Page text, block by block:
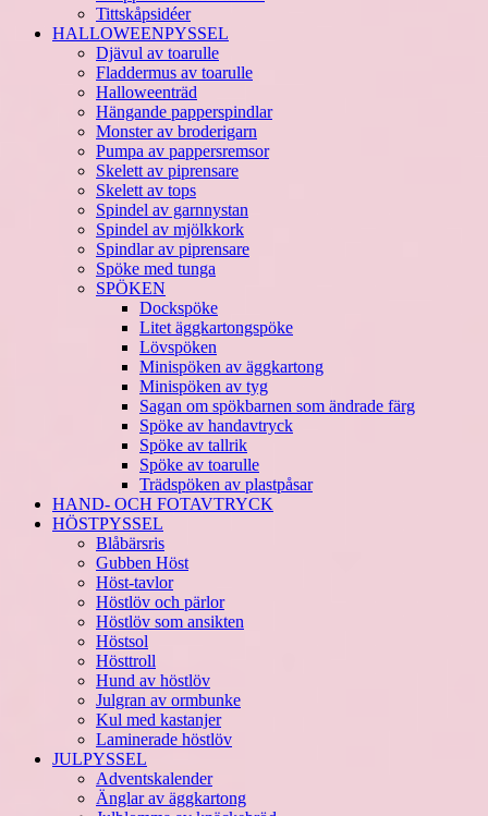
Tittskåpsidéer
HALLOWEENPYSSEL
Djävul av toarulle
Fladdermus av toarulle
Halloweenträd
Hängande papperspindlar
Monster av broderigarn
Pumpa av pappersremsor
Skelett av piprensare
Skelett av tops
Spindel av garnnystan
Spindel av mjölkkork
Spindlar av piprensare
Spöke med tunga
SPÖKEN
Dockspöke
Litet äggkartongspöke
Lövspöken
Minispöken av äggkartong
Minispöken av tyg
Sagan om spökbarnen som ändrade färg
Spöke av handavtryck
Spöke av tallrik
Spöke av toarulle
Trädspöken av plastpåsar
HAND- OCH FOTAVTRYCK
HÖSTPYSSEL
Blåbärsris
Gubben Höst
Höst-tavlor
Höstlöv och pärlor
Höstlöv som ansikten
Höstsol
Hösttroll
Hund av höstlöv
Julgran av ormbunke
Kul med kastanjer
Laminerade höstlöv
JULPYSSEL
Adventskalender
Änglar av äggkartong